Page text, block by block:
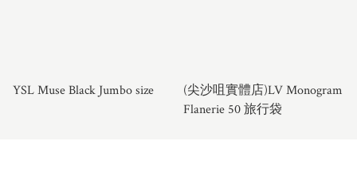
YSL Muse Black Jumbo size
(尖沙咀實體店)LV Monogram
Flanerie 50 旅行袋